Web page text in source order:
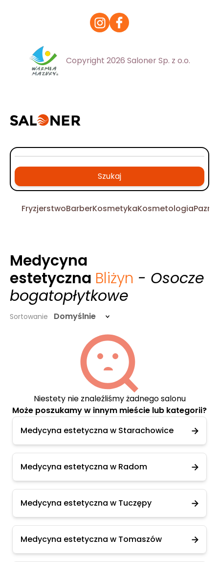
Copyright 2026 Saloner Sp. z o.o.
Szukaj
FryzjerstwoBarberKosmetykaKosmetologia
Medycyna
estetyczna Bliżyn - Osocze
bogatopłytkowe
Sortowanie Domyślnie
Niestety nie znaleźliśmy żadnego salonu
Może poszukamy w innym mieście lub kategorii?
Medycyna estetyczna w Starachowice
Medycyna estetyczna w Radom
Medycyna estetyczna w Tuczępy
Medycyna estetyczna w Tomaszów